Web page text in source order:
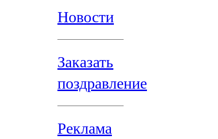
Новости
Заказать
поздравление
Реклама